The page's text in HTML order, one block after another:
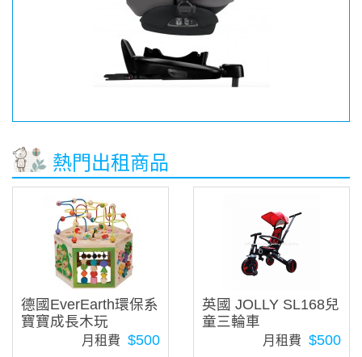
熱門出租商品
德國EverEarth環保系
寶寶成長木玩
月租費 $500
英國 JOLLY SL168兒
童三輪車
月租費 $500